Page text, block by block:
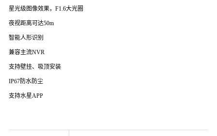
星光级图像效果，F1.6大光圈
夜视距离可达50m
智能人形识别
兼容主流NVR
支持壁挂、吸顶安装
IP67防水防尘
支持水星APP